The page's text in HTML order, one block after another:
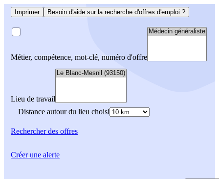
Imprimer Besoin d'aide sur la recherche d'offres d'emploi ?
Métier, compétence, mot-clé, numéro d'offre
Lieu de travail
Distance autour du lieu choisi
Rechercherdes offres
Créer une alerte